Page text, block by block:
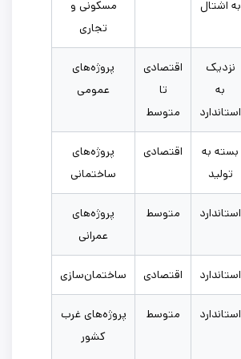
به اشتال
مسکونی و
تجاری
نزدیک
به
استاندارد
اقتصادی
تا
متوسط
پروژه‌های
عمومی
بسته به
تولید
اقتصادی
پروژه‌های
ساختمانی
استاندارد متوسط
پروژه‌های
عمرانی
استاندارد اقتصادی ساختمان‌سازی
استاندارد متوسط
پروژه‌های غرب
کشور